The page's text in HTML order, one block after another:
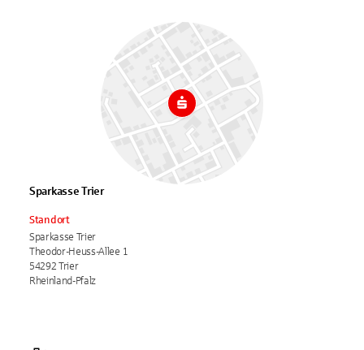
Sparkasse Trier
Standort
Sparkasse Trier
Theodor-Heuss-Allee 1
54292 Trier
Rheinland-Pfalz